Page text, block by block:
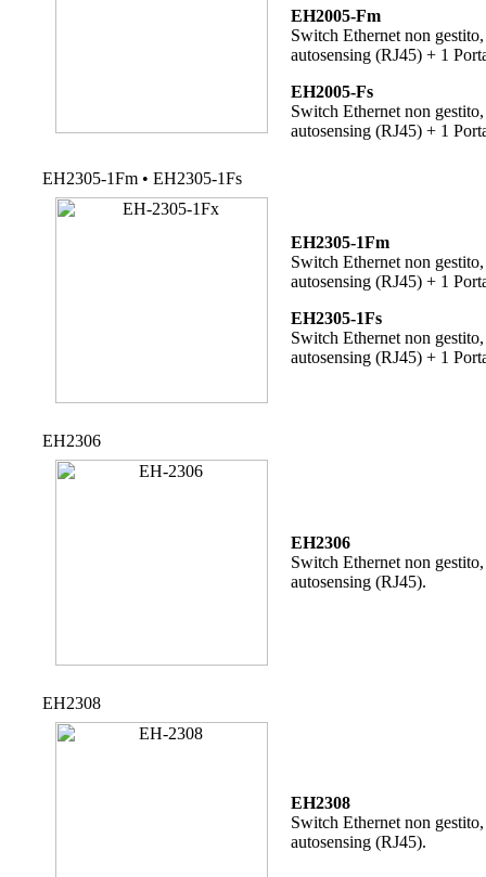
EH2005-Fm
Switch Ethernet non
autosensing (RJ45) + 1
EH2005-Fs
Switch Ethernet non
autosensing (RJ45) + 1
EH2305-1Fm • EH2305-1Fs
EH2305-1Fm
Switch Ethernet non
autosensing (RJ45) + 1
EH2305-1Fs
Switch Ethernet non
autosensing (RJ45) + 1
EH2306
EH2306
Switch Ethernet non
autosensing (RJ45).
EH2308
EH2308
Switch Ethernet non
autosensing (RJ45).